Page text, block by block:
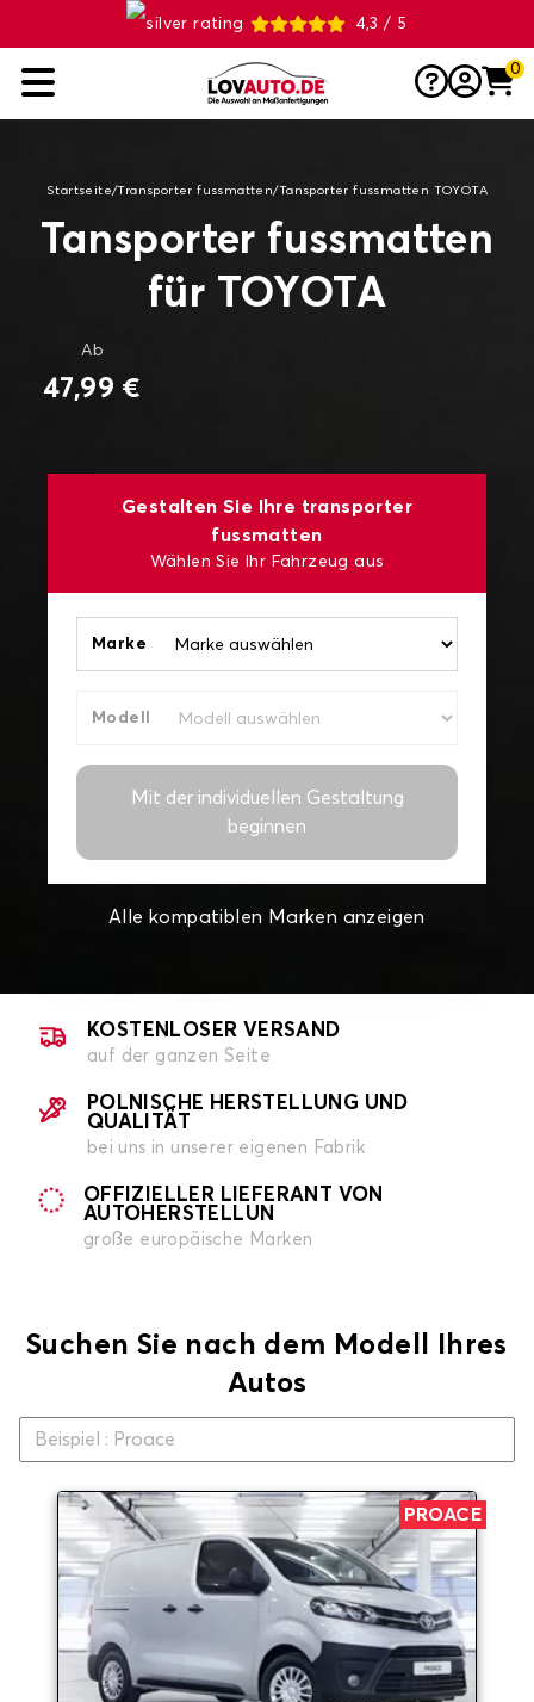
4,3 / 5
0
Startseite/Transporter fussmatten/Tansporter fussmatten TOYOTA
Tansporter fussmatten
für TOYOTA
Ab
47,99 €
Gestalten Sie Ihre transporter
fussmatten
Wählen Sie Ihr Fahrzeug aus
Marke
Modell
Mit der individuellen Gestaltung
beginnen
Alle kompatiblen Marken anzeigen
KOSTENLOSER VERSAND
auf der ganzen Seite
POLNISCHE HERSTELLUNG UND
QUALITÄT
bei uns in unserer eigenen Fabrik
OFFIZIELLER LIEFERANT VON
AUTOHERSTELLUN
große europäische Marken
Suchen Sie nach dem Modell Ihres
Autos
PROACE